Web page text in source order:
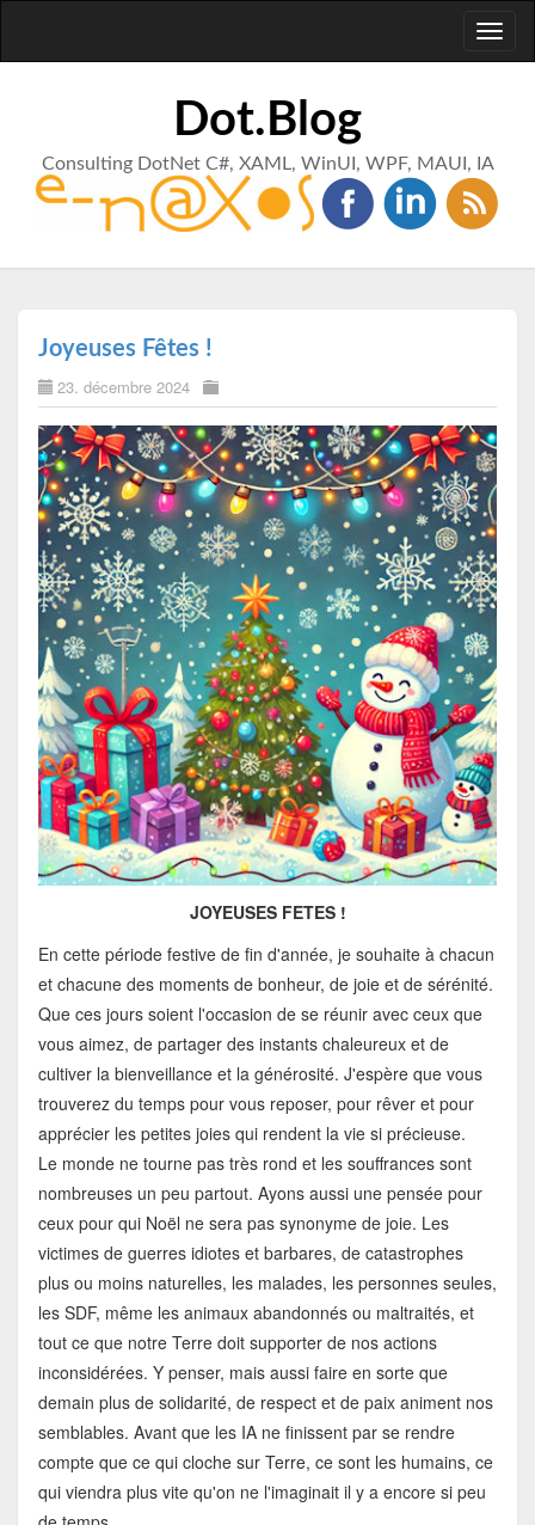
Dot.Blog
Consulting DotNet C#, XAML, WinUI, WPF, MAUI, IA
Joyeuses Fêtes !
23. décembre 2024
JOYEUSES FETES !
En cette période festive de fin d'année, je souhaite à chacun
et chacune des moments de bonheur, de joie et de sérénité.
Que ces jours soient l'occasion de se réunir avec ceux que
vous aimez, de partager des instants chaleureux et de
cultiver la bienveillance et la générosité. J'espère que vous
trouverez du temps pour vous reposer, pour rêver et pour
apprécier les petites joies qui rendent la vie si précieuse.
Le monde ne tourne pas très rond et les souffrances sont
nombreuses un peu partout. Ayons aussi une pensée pour
ceux pour qui Noël ne sera pas synonyme de joie. Les
victimes de guerres idiotes et barbares, de catastrophes
plus ou moins naturelles, les malades, les personnes seules,
les SDF, même les animaux abandonnés ou maltraités, et
tout ce que notre Terre doit supporter de nos actions
inconsidérées. Y penser, mais aussi faire en sorte que
demain plus de solidarité, de respect et de paix animent nos
semblables. Avant que les IA ne finissent par se rendre
compte que ce qui cloche sur Terre, ce sont les humains, ce
qui viendra plus vite qu'on ne l'imaginait il y a encore si peu